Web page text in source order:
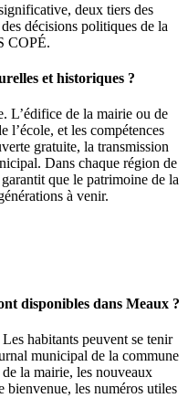
deux tiers des
décisions politiques de la
COPÉ.
et historiques ?
L’édifice de la mairie ou de
l’école, et les compétences
gratuite, la transmission
Dans chaque région de
que le patrimoine de la
à venir.
disponibles dans Meaux ?
habitants peuvent se tenir
municipal de la commune
la mairie, les nouveaux
bienvenue, les numéros utiles